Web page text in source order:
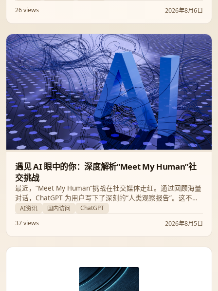
26 views
2026年8月6日
遇见 AI 眼中的你：深度解析“Meet My Human”社
交挑战
最近，“Meet My Human”挑战在社交媒体走红。通过回顾海量
对话，ChatGPT 为用户写下了深刻的“人类观察报告”。这不仅
是一次有趣的技术互动，更是一面折射自我灵魂的数字镜像。
AI资讯 国内访问
ChatGPT
37 views
2026年8月5日